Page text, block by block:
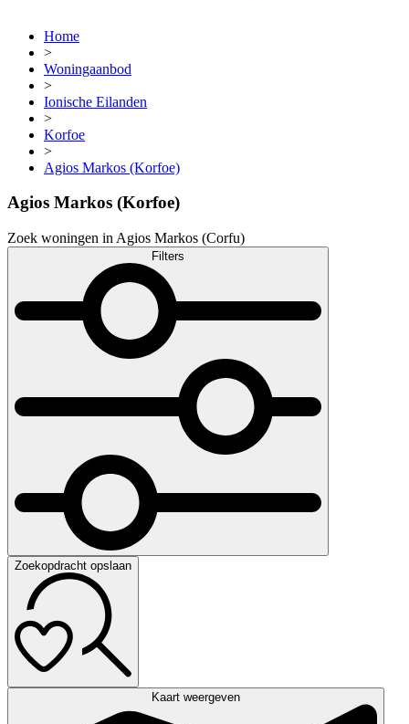
Home
>
Woningaanbod
>
Ionische Eilanden
>
Korfoe
>
Agios Markos (Korfoe)
Agios Markos (Korfoe)
Zoek woningen in Agios Markos (Corfu)
Filters
Zoekopdracht opslaan
Kaart weergeven